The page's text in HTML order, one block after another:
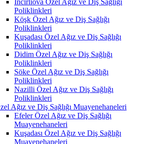
Poliklinkleri
Köşk Özel Ağız ve Diş Sağlığı
Poliklinkleri
Kuşadası Özel Ağız ve Diş Sağlığı
Poliklinkleri
Didim Özel Ağız ve Diş Sağlığı
Poliklinkleri
Söke Özel Ağız ve Diş Sağlığı
Poliklinkleri
Nazilli Özel Ağız ve Diş Sağlığı
Poliklinkleri
Ağız ve Diş Sağlığı Muayenehaneleri
Efeler Özel Ağız ve Diş Sağlığı
Muayenehaneleri
Kuşadası Özel Ağız ve Diş Sağlığı
Muayenehaneleri